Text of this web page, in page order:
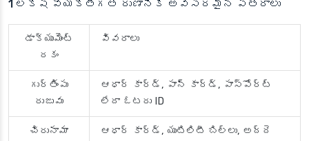
1 లక్ష వ్యక్తిగత రుణానికి అవసరమైన పత్రాలు
డాక్యుమెంట్
రకం
వివరాలు
గుర్తింపు
రుజువు
ఆధార్ కార్డ్, పాన్ కార్డ్, పాస్‌పోర్ట్
లేదా ఓటరు ID
చిరునామా
ఆధార్ కార్డ్, యుటిలిటీ బిల్లు, అద్దె